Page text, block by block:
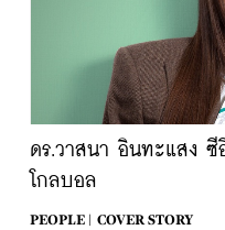
ดร.วาสนา อินทะแสง ซี
โกลบอล
PEOPLE |
COVER STORY